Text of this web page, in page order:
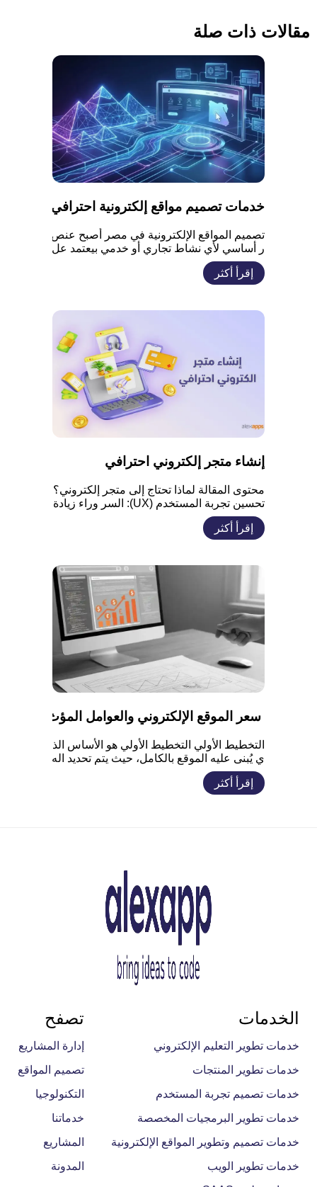
مقالات ذات صلة
خدمات تصميم مواقع إلكترونية احترافي
تصميم المواقع الإلكترونية في مصر أصبح عنص
ر أساسي لأي نشاط تجاري أو خدمي بيعتمد عل
ى الوجود الرقمي. الموقع مش مجرد شكل، لكن
ه أداة لتنظيم الخدمات، عرض المعلومات، وتح
سين التواصل مع العملاء. مع زيادة استخدام الإن
جربة العميل واتخاذ قرار الشراء. أهمية تصميم
موقع إلكتروني احترافي فى مصر تصميم موقع
إقرأ أكثر
إنشاء متجر إلكتروني احترافي
محتوى المقالة لماذا تحتاج إلى متجر إلكتروني؟
تحسين تجربة المستخدم (UX): السر وراء زيادة
الشراء وتقليل التخلي عن العربة كيف يؤثر تحس
ين تجربة المستخدم على نجاح المتجر؟ أهمية م
حرك البحث الداخلي القوي في تحسين تجربة ال
الصفحات أمرًا بالغ الأهمية؟ لماذا يعتبر التسوق
على مدار الساعة ميزة تنافسية؟ أهمية […]
إقرأ أكثر
سعر الموقع الإلكتروني والعوامل المؤث
التخطيط الأولي التخطيط الأولي هو الأساس الذ
ي يُبنى عليه الموقع بالكامل، حيث يتم تحديد اله
دف من الموقع وطبيعة الجمهور المستهدف وال
نتائج المتوقعة. كلما كان التخطيط واضحًا منذ ال
بداية، قلّ عدد التعديلات لاحقًا وانخفضت التكل
إقرأ أكثر
الخدمات
خدمات تطوير التعليم الإلكتروني
خدمات تطوير المنتجات
خدمات تصميم تجربة المستخدم
خدمات تطوير البرمجيات المخصصة
خدمات تصميم وتطوير المواقع الإلكترونية
خدمات تطوير الويب
تصفح
إدارة المشاريع
تصميم المواقع
التكنولوجيا
خدماتنا
المشاريع
المدونة